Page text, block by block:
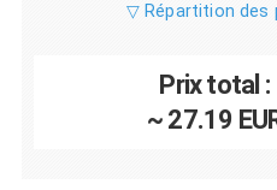
▽ Répartition des
Prix total :
~ 27.19